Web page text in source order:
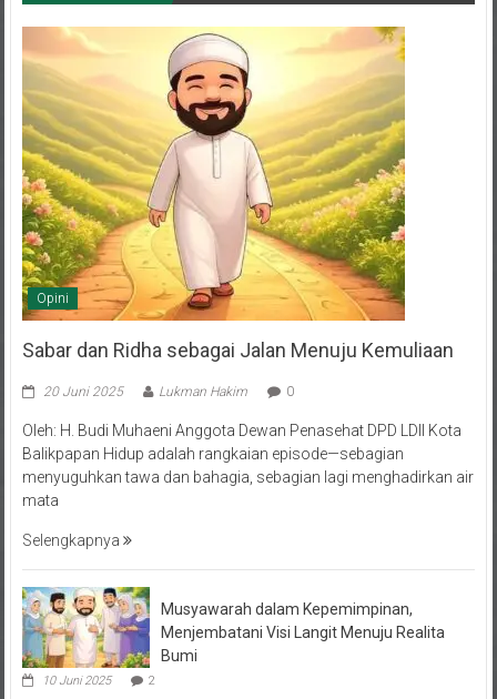
Opini
Sabar dan Ridha sebagai Jalan Menuju Kemuliaan
Balikpapan Hidup adalah rangkaian episode—sebagian
menyuguhkan tawa dan bahagia, sebagian lagi menghadirkan air
mata
Menjembatani Visi Langit Menuju Realita
Bumi
10 Juni 2025 2